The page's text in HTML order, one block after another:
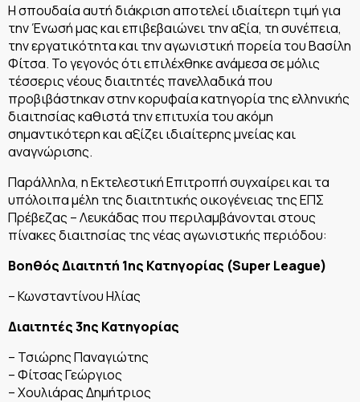
Η σπουδαία αυτή διάκριση αποτελεί ιδιαίτερη τιμή για
την Ένωσή μας και επιβεβαιώνει την αξία, τη συνέπεια,
την εργατικότητα και την αγωνιστική πορεία του Βασίλη
Φίτσα. Το γεγονός ότι επιλέχθηκε ανάμεσα σε μόλις
τέσσερις νέους διαιτητές πανελλαδικά που
προβιβάστηκαν στην κορυφαία κατηγορία της ελληνικής
διαιτησίας καθιστά την επιτυχία του ακόμη
σημαντικότερη και αξίζει ιδιαίτερης μνείας και
αναγνώρισης.
Παράλληλα, η Εκτελεστική Επιτροπή συγχαίρει και τα
υπόλοιπα μέλη της διαιτητικής οικογένειας της ΕΠΣ
Πρέβεζας – Λευκάδας που περιλαμβάνονται στους
πίνακες διαιτησίας της νέας αγωνιστικής περιόδου:
Βοηθός Διαιτητή 1ης Κατηγορίας (Super League)
– Κωνσταντίνου Ηλίας
Διαιτητές 3ης Κατηγορίας
– Τσιώρης Παναγιώτης
– Φίτσας Γεώργιος
– Χουλιάρας Δημήτριος